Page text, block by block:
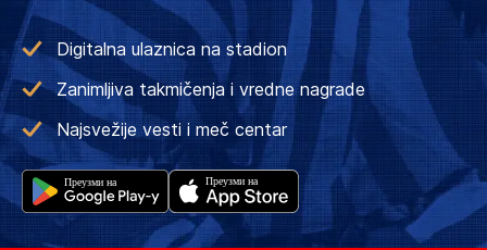
Digitalna ulaznica na stadion
Zanimljiva takmičenja i vredne nagrade
Najsvežije vesti i meč centar